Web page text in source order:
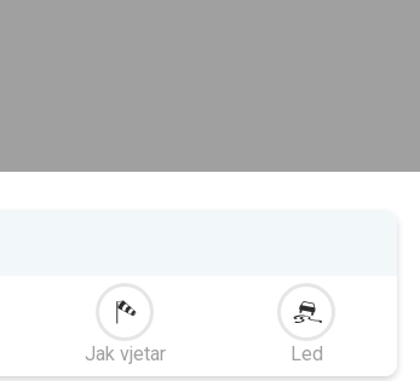
Jak vjetar Led